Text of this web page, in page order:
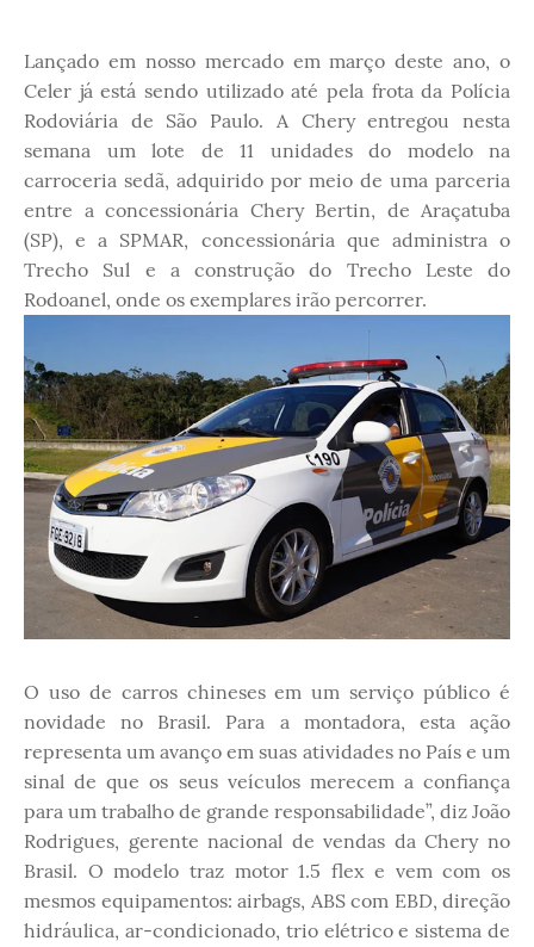
Lançado em nosso mercado em março deste ano, o
Celer já está sendo utilizado até pela frota da Polícia
Rodoviária de São Paulo. A Chery entregou nesta
semana um lote de 11 unidades do modelo na
carroceria sedã, adquirido por meio de uma parceria
entre a concessionária Chery Bertin, de Araçatuba
(SP), e a SPMAR, concessionária que administra o
Trecho Sul e a construção do Trecho Leste do
Rodoanel, onde os exemplares irão percorrer.
O uso de carros chineses em um serviço público é
novidade no Brasil. Para a montadora, esta ação
representa um avanço em suas atividades no País e um
sinal de que os seus veículos merecem a confiança
para um trabalho de grande responsabilidade”, diz João
Rodrigues, gerente nacional de vendas da Chery no
Brasil. O modelo traz motor 1.5 flex e vem com os
mesmos equipamentos: airbags, ABS com EBD, direção
hidráulica, ar-condicionado, trio elétrico e sistema de